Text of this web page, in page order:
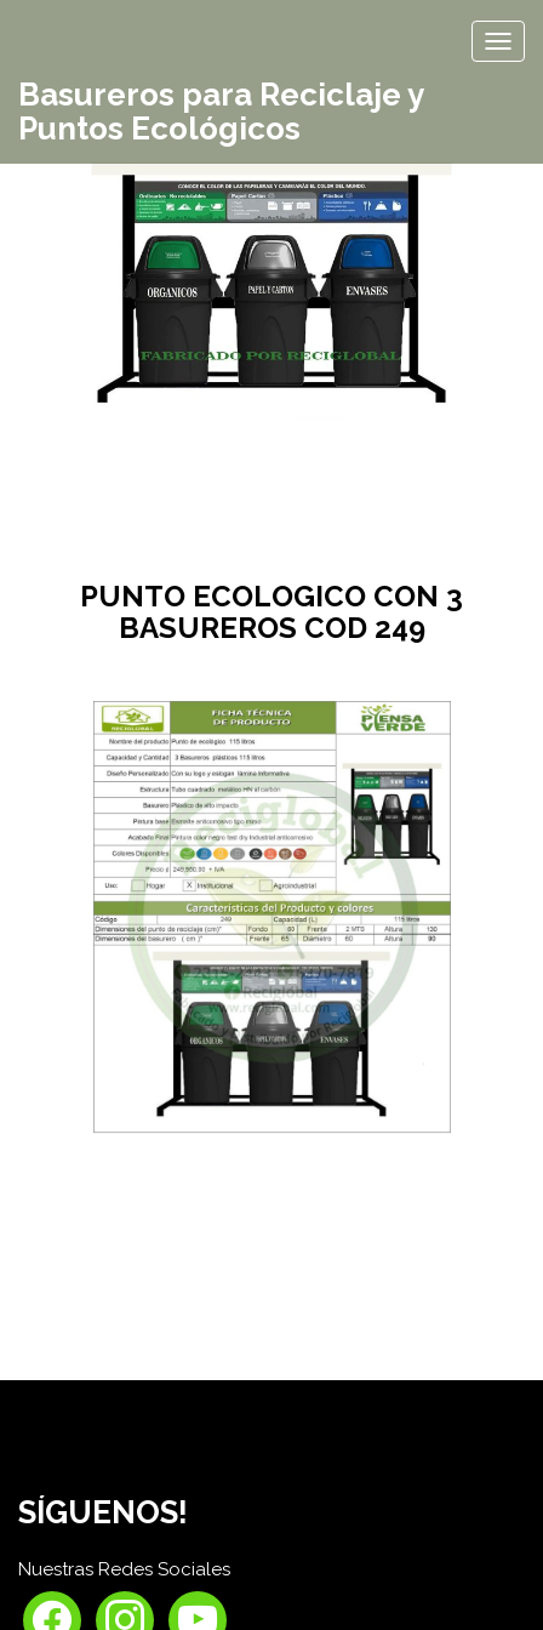
Basureros para Reciclaje y
Puntos Ecológicos
PUNTO ECOLOGICO CON 3
BASUREROS COD 249
SÍGUENOS!
Nuestras Redes Sociales
facebookinstagramyoutube